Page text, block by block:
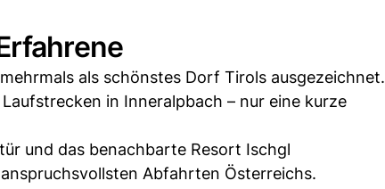
als schönstes Dorf Tirols ausgezeichnet.
in Inneralpbach – nur eine kurze
und das benachbarte Resort Ischgl
Abfahrten Österreichs.